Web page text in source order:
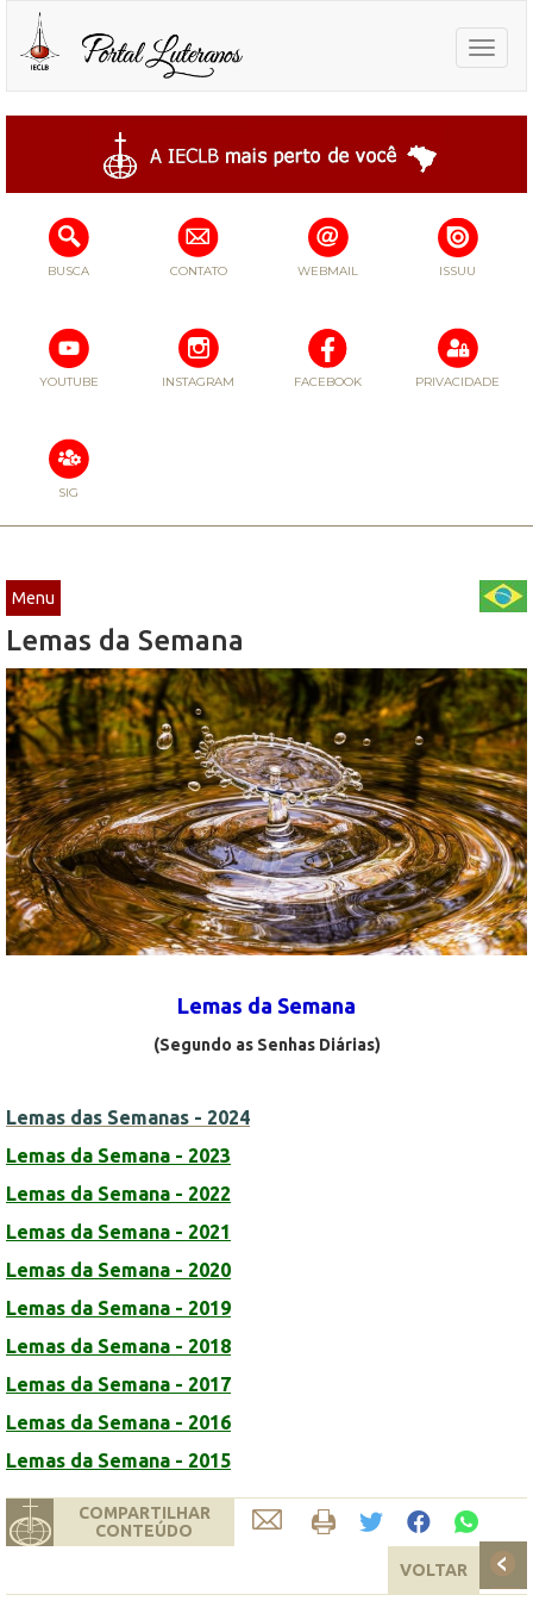
Toggle
BUSCA CONTATO WEBMAIL ISSUU
YOUTUBE INSTAGRAM FACEBOOK PRIVACIDADE
SIG
Menu
Lemas da Semana
Lemas da Semana
(Segundo as Senhas Diárias)
Lemas das Semanas - 2024
Lemas da Semana - 2023
Lemas da Semana - 2022
Lemas da Semana - 2021
Lemas da Semana - 2020
Lemas da Semana - 2019
Lemas da Semana - 2018
Lemas da Semana - 2017
Lemas da Semana - 2016
Lemas da Semana - 2015
COMPARTILHAR
CONTEÚDO
VOLTAR